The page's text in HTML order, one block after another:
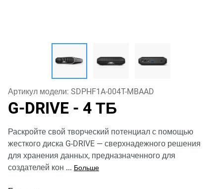
Артикул модели: SDPHF1A-004T-MBAAD
G-DRIVE - 4 ТБ
Раскройте свой творческий потенциал с помощью
жесткого диска G-DRIVE — сверхнадежного решения
для хранения данных, предназначенного для
создателей кон ... Больше